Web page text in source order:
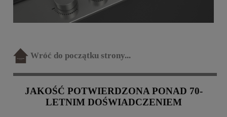
Wróć do początku strony...
JAKOŚĆ POTWIERDZONA PONAD 70-
LETNIM DOŚWIADCZENIEM